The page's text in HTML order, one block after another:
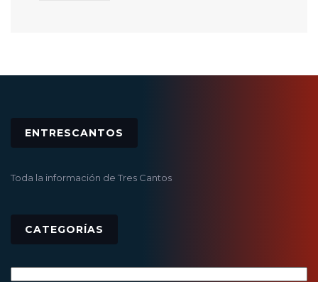
ENTRESCANTOS
Toda la información de Tres Cantos
CATEGORÍAS